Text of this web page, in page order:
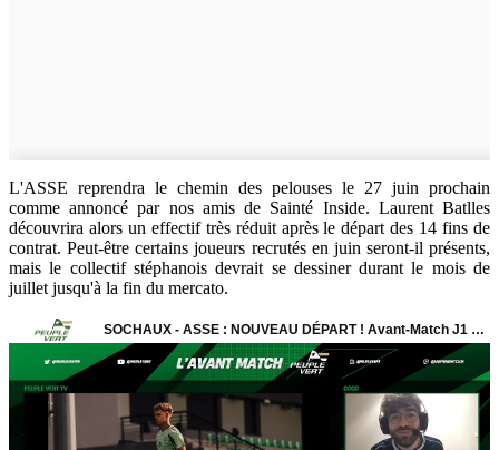
L'ASSE reprendra le chemin des pelouses le 27 juin prochain
comme annoncé par nos amis de Sainté Inside. Laurent Batlles
découvrira alors un effectif très réduit après le départ des 14 fins de
contrat. Peut-être certains joueurs recrutés en juin seront-il présents,
mais le collectif stéphanois devrait se dessiner durant le mois de
juillet jusqu'à la fin du mercato.